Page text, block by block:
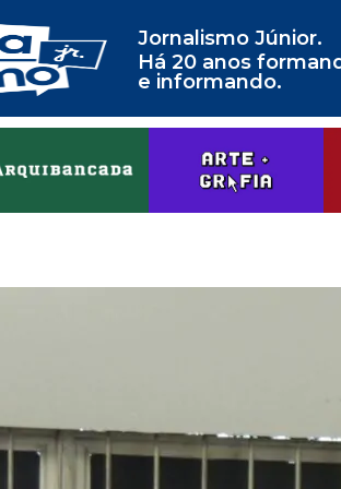
Jornalismo Júnior.
Há 20 anos
e informando.